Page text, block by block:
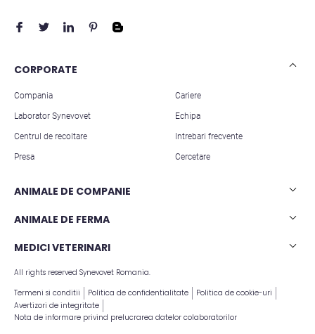
CORPORATE
Compania
Laborator Synevovet
Centrul de recoltare
Presa
Cariere
Echipa
Intrebari frecvente
Cercetare
ANIMALE DE COMPANIE
Analize caini
ANIMALE DE FERMA
Analize rumegatoare mari
MEDICI VETERINARI
Articole stiintifice
All rights reserved Synevovet Romania.
Termeni si conditii
Politica de confidentialitate
Politica de cookie-uri
Avertizori de integritate
Nota de informare privind prelucrarea datelor colaboratorilor